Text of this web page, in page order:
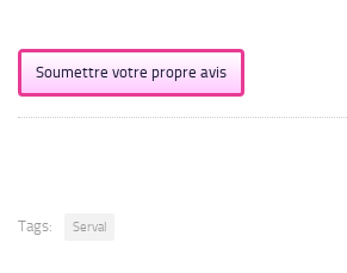
Soumettre votre propre avis
Tags: Serval